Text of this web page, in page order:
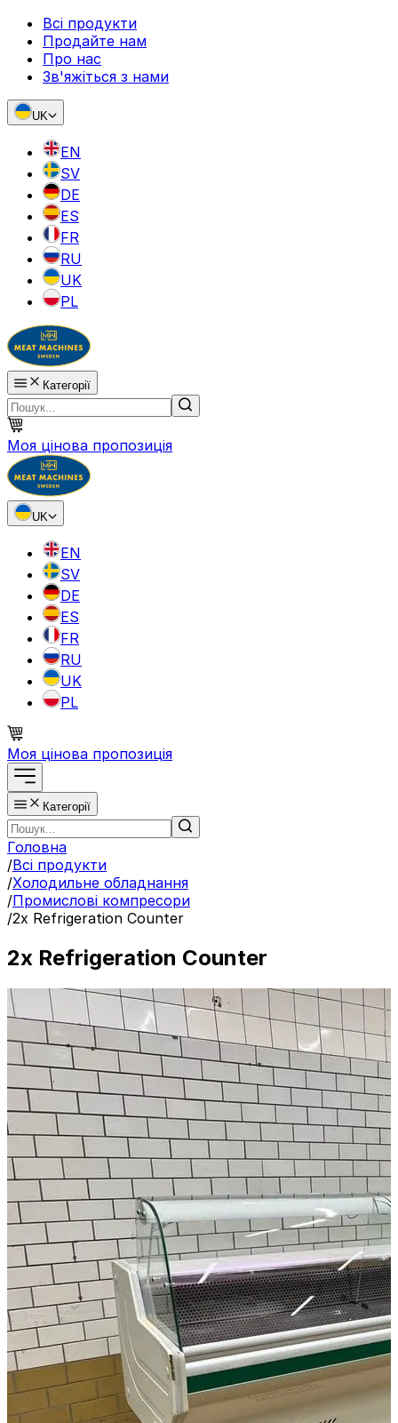
Всі продукти
Продайте нам
Про нас
Зв'яжіться з нами
UK
EN
SV
DE
ES
FR
RU
UK
PL
Категорії
Моя цінова пропозиція
UK
EN
SV
DE
ES
FR
RU
UK
PL
Моя цінова пропозиція
Категорії
Головна
/Всі продукти
/Холодильне обладнання
/Промислові компресори
/2x Refrigeration Counter
2x Refrigeration Counter